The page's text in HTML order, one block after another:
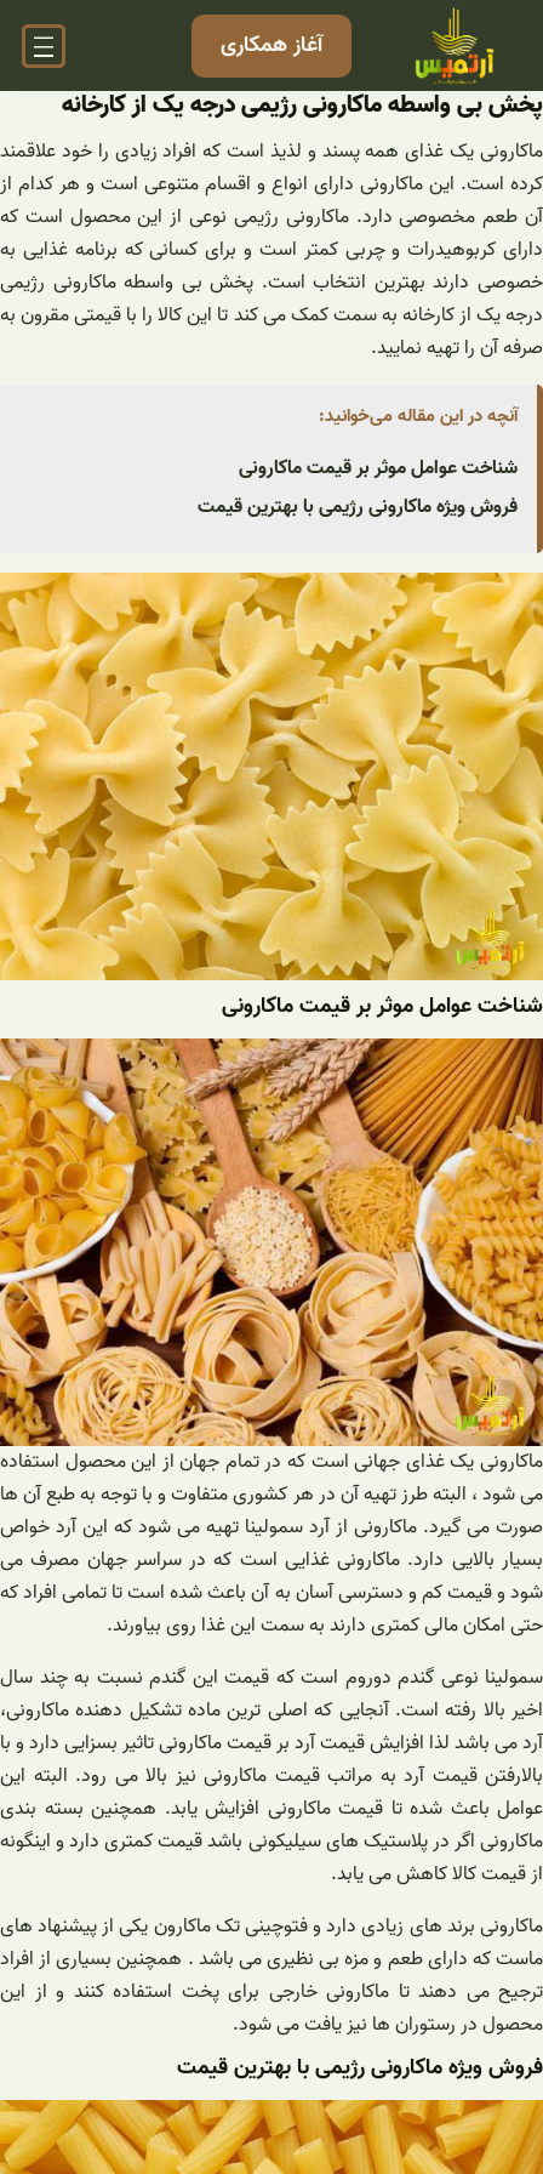
آغاز همکاری
پخش بی واسطه ماکارونی رژیمی درجه یک از کارخانه
ماکارونی یک غذای همه پسند و لذیذ است که افراد زیادی را خود علاقمند
کرده است. این ماکارونی دارای انواع و اقسام متنوعی است و هر کدام از
آن طعم مخصوصی دارد. ماکارونی رژیمی نوعی از این محصول است که
دارای کربوهیدرات و چربی کمتر است و برای کسانی که برنامه غذایی به
خصوصی دارند بهترین انتخاب است. پخش بی واسطه ماکارونی رژیمی
درجه یک از کارخانه به سمت کمک می کند تا این کالا را با قیمتی مقرون به
صرفه آن را تهیه نمایید.
آنچه در این مقاله می‌خوانید:
شناخت عوامل موثر بر قیمت ماکارونی
فروش ویژه ماکارونی رژیمی با بهترین قیمت
شناخت عوامل موثر بر قیمت ماکارونی
ماکارونی یک غذای جهانی است که در تمام جهان از این محصول استفاده
می شود ، البته طرز تهیه آن در هر کشوری متفاوت و با توجه به طبع آن ها
صورت می گیرد. ماکارونی از آرد سمولینا تهیه می شود که این آرد خواص
بسیار بالایی دارد. ماکارونی غذایی است که در سراسر جهان مصرف می
شود و قیمت کم و دسترسی آسان به آن باعث شده است تا تمامی افراد که
حتی امکان مالی کمتری دارند به سمت این غذا روی بیاورند.
سمولینا نوعی گندم دوروم است که قیمت این گندم نسبت به چند سال
اخیر بالا رفته است. آنجایی که اصلی ترین ماده تشکیل دهنده ماکارونی،
آرد می باشد لذا افزایش قیمت آرد بر قیمت ماکارونی تاثیر بسزایی دارد و با
بالارفتن قیمت آرد به مراتب قیمت ماکارونی نیز بالا می رود. البته این
عوامل باعث شده تا قیمت ماکارونی افزایش یابد. همچنین بسته بندی
ماکارونی اگر در پلاستیک های سیلیکونی باشد قیمت کمتری دارد و اینگونه
از قیمت کالا کاهش می یابد.
ماکارونی برند های زیادی دارد و فتوچینی تک ماکارون یکی از پیشنهاد های
ماست که دارای طعم و مزه بی نظیری می باشد . همچنین بسیاری از افراد
ترجیح می دهند تا ماکارونی خارجی برای پخت استفاده کنند و از این
محصول در رستوران ها نیز یافت می شود.
فروش ویژه ماکارونی رژیمی با بهترین قیمت